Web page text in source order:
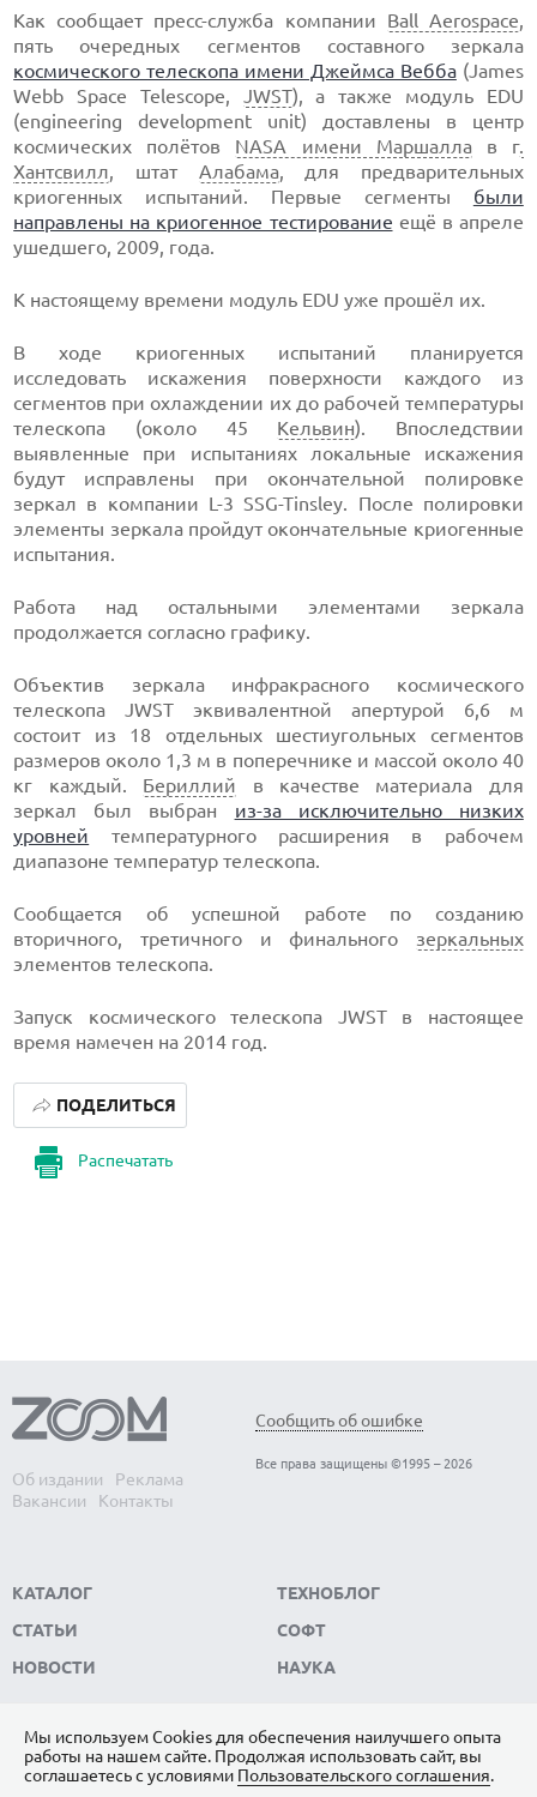
Как сообщает пресс-служба компании Ball Aerospace,
пять очередных сегментов составного зеркала
космического телескопа имени Джеймса Вебба(James
Webb Space Telescope, JWST), а также модуль EDU
(engineering development unit) доставлены в центр
космических полётов NASA имени Маршаллав г.
Хантсвилл, штат Алабама, для предварительных
криогенных испытаний. Первые сегменты были
направлены на криогенное тестирование ещё в апреле
ушедшего, 2009, года.
К настоящему времени модуль EDU уже прошёл их.
В ходе криогенных испытаний планируется
исследовать искажения поверхности каждого из
сегментов при охлаждении их до рабочей температуры
телескопа (около 45 Кельвин). Впоследствии
выявленные при испытаниях локальные искажения
будут исправлены при окончательной полировке
зеркал в компании L-3 SSG-Tinsley. После полировки
элементы зеркала пройдут окончательные криогенные
испытания.
Работа над остальными элементами зеркала
продолжается согласно графику.
Объектив зеркала инфракрасного космического
телескопа JWST эквивалентной апертурой 6,6 м
состоит из 18 отдельных шестиугольных сегментов
размеров около 1,3 м в поперечнике и массой около 40
кг каждый. Бериллий в качестве материала для
зеркал был выбран из-за исключительно низких
уровней температурного расширения в рабочем
диапазоне температур телескопа.
Сообщается об успешной работе по созданию
вторичного, третичного и финального зеркальных
элементов телескопа.
Запуск космического телескопа JWST в настоящее
время намечен на 2014 год.
Распечатать
ПОДЕЛИТЬСЯ
Об издании
Реклама
Вакансии
Контакты
Сообщить об ошибке
Все права защищены ©1995 – 2026
КАТАЛОГ
СТАТЬИ
НОВОСТИ
ТЕХНОБЛОГ
СОФТ
НАУКА
ПОДПИШИТЕСЬ НА НАС
Мы используем Сookies для обеспечения наилучшего опыта
работы на нашем сайте. Продолжая использовать сайт, вы
соглашаетесь с условиями Пользовательского соглашения.